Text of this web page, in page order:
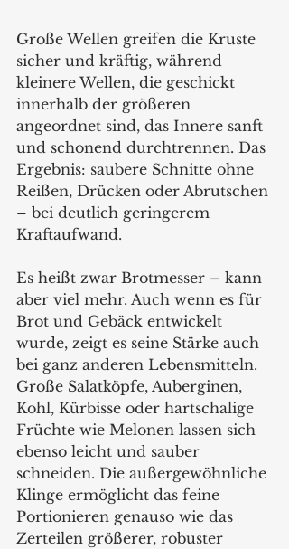
Große Wellen greifen die Kruste
sicher und kräftig, während
kleinere Wellen, die geschickt
innerhalb der größeren
angeordnet sind, das Innere sanft
und schonend durchtrennen. Das
Ergebnis: saubere Schnitte ohne
Reißen, Drücken oder Abrutschen
– bei deutlich geringerem
Kraftaufwand.
Es heißt zwar Brotmesser – kann
aber viel mehr. Auch wenn es für
Brot und Gebäck entwickelt
wurde, zeigt es seine Stärke auch
bei ganz anderen Lebensmitteln.
Große Salatköpfe, Auberginen,
Kohl, Kürbisse oder hartschalige
Früchte wie Melonen lassen sich
ebenso leicht und sauber
schneiden. Die außergewöhnliche
Klinge ermöglicht das feine
Portionieren genauso wie das
Zerteilen größerer, robuster